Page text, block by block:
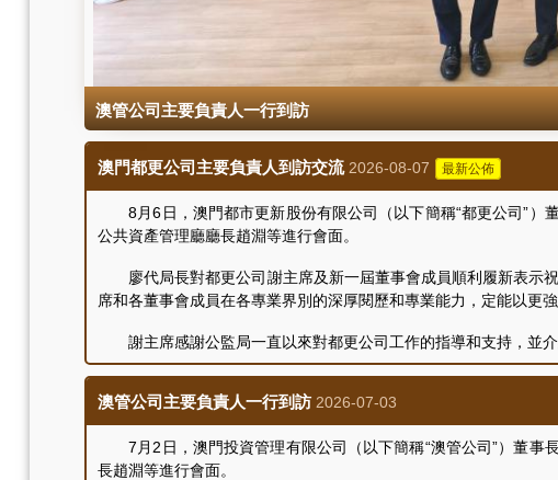
澳管公司主要負責人一行到訪
澳門都更公司主要負責人到訪交流 2026-08-07 最新公佈
8月6日，澳門都市更新股份有限公司（以下簡稱“都更公司”）
公共資產管理廳廳長趙淵等進行會面。
廖代局長對都更公司謝主席及新一屆董事會成員順利履新表示
席和各董事會成員在各專業界別的深厚閱歷和專業能力，定能以更
謝主席感謝公監局一直以來對都更公司工作的指導和支持，並介
澳管公司主要負責人一行到訪 2026-07-03
7月2日，澳門投資管理有限公司（以下簡稱“澳管公司”）董事
長趙淵等進行會面。